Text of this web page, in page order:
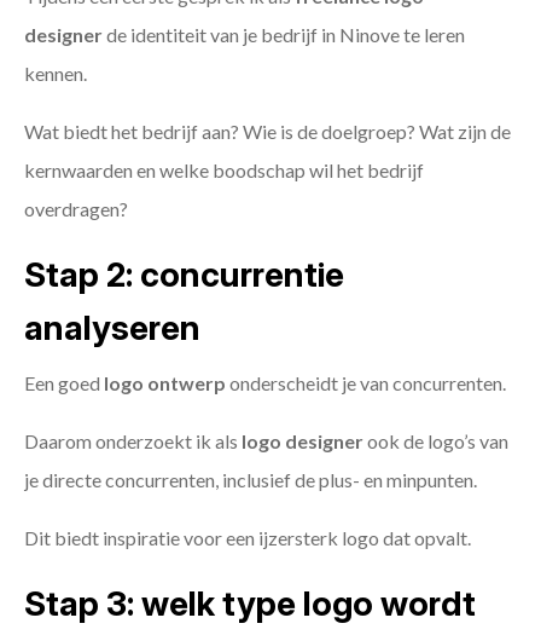
designerde identiteit van je bedrijf in Ninove te leren
kennen.
Wat biedt het bedrijf aan? Wie is de doelgroep? Wat zijn de
kernwaarden en welke boodschap wil het bedrijf
overdragen?
Stap 2: concurrentie
analyseren
Een goed logo ontwerp onderscheidt je van concurrenten.
Daarom onderzoekt ik als logo designerook de logo’s van
je directe concurrenten, inclusief de plus- en minpunten.
Dit biedt inspiratie voor een ijzersterk logo dat opvalt.
Stap 3: welk type logo wordt